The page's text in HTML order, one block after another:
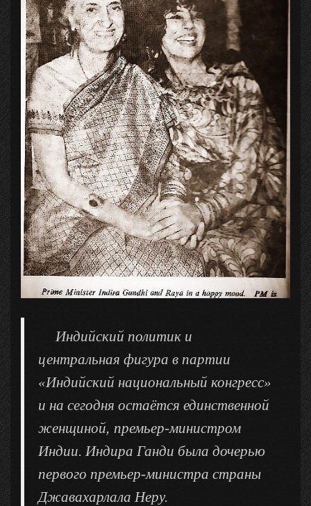
Индийский политик и
центральная фигура в партии
«Индийский национальный конгресс»
и на сегодня остаётся единственной
женщиной, премьер-министром
Индии. Индира Ганди была дочерью
первого премьер-министра страны
Джавахарлала Неру.